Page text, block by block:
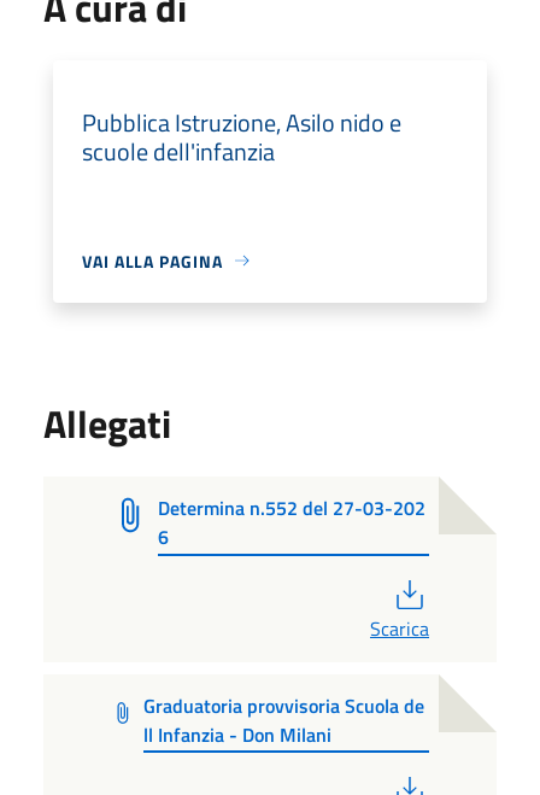
Pubblica Istruzione, Asilo nido e
scuole dell'infanzia
VAI ALLA PAGINA
Allegati
Determina n.552 del 27-03-202
6
Scarica
Graduatoria provvisoria Scuola de
ll Infanzia - Don Milani